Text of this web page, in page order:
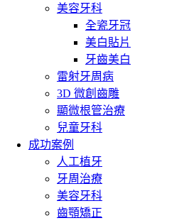
美容牙科
全瓷牙冠
美白貼片
牙齒美白
雷射牙周病
3D 微創齒雕
顯微根管治療
兒童牙科
成功案例
人工植牙
牙周治療
美容牙科
齒顎矯正